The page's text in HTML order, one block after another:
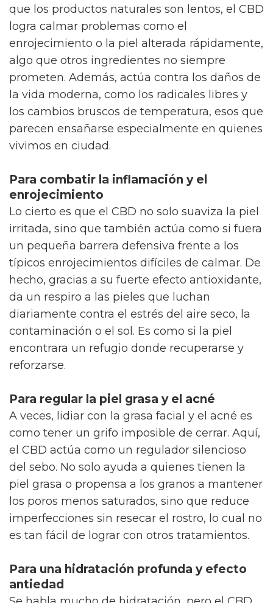
que los productos naturales son lentos, el CBD
logra calmar problemas como el
enrojecimiento o la piel alterada rápidamente,
algo que otros ingredientes no siempre
prometen. Además, actúa contra los daños de
la vida moderna, como los radicales libres y
los cambios bruscos de temperatura, esos que
parecen ensañarse especialmente en quienes
vivimos en ciudad.
Para combatir la inflamación y el
enrojecimiento
Lo cierto es que el CBD no solo suaviza la piel
irritada, sino que también actúa como si fuera
un pequeña barrera defensiva frente a los
típicos enrojecimientos difíciles de calmar. De
hecho, gracias a su fuerte efecto antioxidante,
da un respiro a las pieles que luchan
diariamente contra el estrés del aire seco, la
contaminación o el sol. Es como si la piel
encontrara un refugio donde recuperarse y
reforzarse.
Para regular la piel grasa y el acné
A veces, lidiar con la grasa facial y el acné es
como tener un grifo imposible de cerrar. Aquí,
el CBD actúa como un regulador silencioso
del sebo. No solo ayuda a quienes tienen la
piel grasa o propensa a los granos a mantener
los poros menos saturados, sino que reduce
imperfecciones sin resecar el rostro, lo cual no
es tan fácil de lograr con otros tratamientos.
Para una hidratación profunda y efecto
antiedad